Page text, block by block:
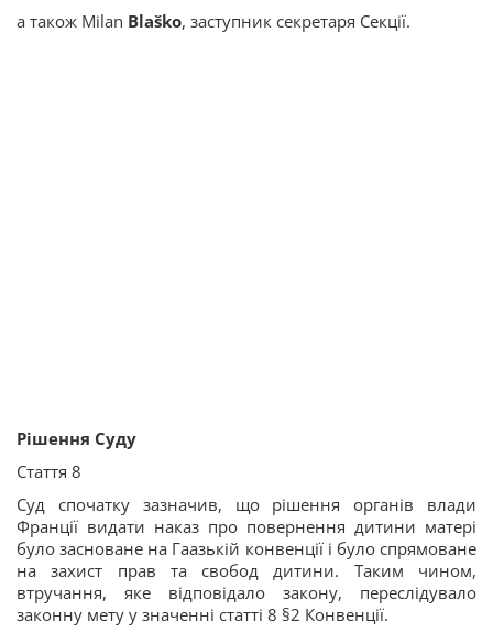
а також Milan Blaško, заступник секретаря Секції.
Рішення Суду
Стаття 8
Суд спочатку зазначив, що рішення органів влади
Франції видати наказ про повернення дитини матері
було засноване на Гаазькій конвенції і було спрямоване
на захист прав та свобод дитини. Таким чином,
втручання, яке відповідало закону, переслідувало
законну мету у значенні статті 8 §2 Конвенції.